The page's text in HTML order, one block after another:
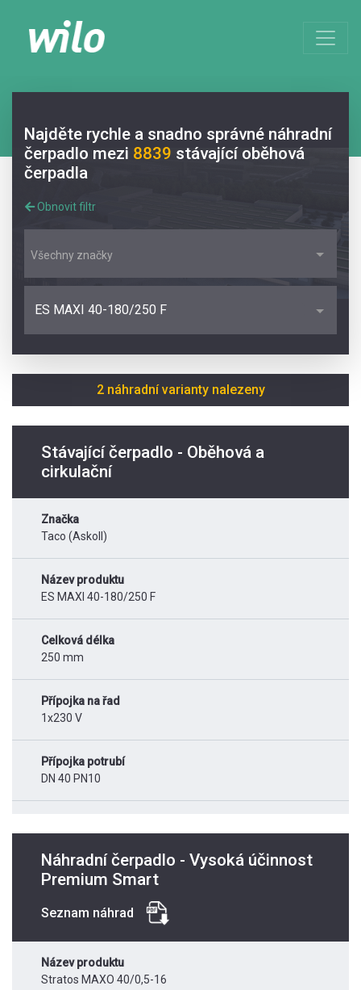
Najděte rychle a snadno správné náhradní
čerpadlo mezi 8839 stávající oběhová
čerpadla
Obnovit filtr
Všechny značky
ES MAXI 40-180/250 F
2 náhradní varianty nalezeny
Stávající čerpadlo - Oběhová a
cirkulační
Značka
Taco (Askoll)
Název produktu
ES MAXI 40-180/250 F
Celková délka
250 mm
Přípojka na řad
1x230 V
Přípojka potrubí
DN 40 PN10
Náhradní čerpadlo - Vysoká účinnost
Premium Smart
Seznam náhrad
Název produktu
Stratos MAXO 40/0,5-16